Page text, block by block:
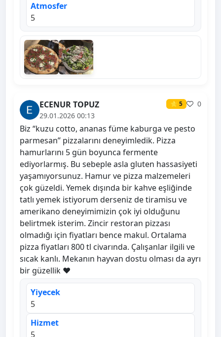
Atmosfer
5
ECENUR TOPUZ ⭐ 5
0
29.01.2026 00:13
Biz “kuzu cotto, ananas füme kaburga ve pesto
parmesan” pizzalarını deneyimledik. Pizza
hamurlarını 5 gün boyunca fermente
ediyorlarmış. Bu sebeple asla gluten hassasiyeti
yaşamıyorsunuz. Hamur ve pizza malzemeleri
çok güzeldi. Yemek dışında bir kahve eşliğinde
tatlı yemek istiyorum derseniz de tiramisu ve
amerikano deneyimimizin çok iyi olduğunu
belirtmek isterim. Zincir restoran pizzası
olmadığı için fiyatları bence makul. Ortalama
pizza fiyatları 800 tl civarında. Çalışanlar ilgili ve
sıcak kanlı. Mekanın hayvan dostu olması da ayrı
bir güzellik ❤️
Yiyecek
5
Hizmet
5